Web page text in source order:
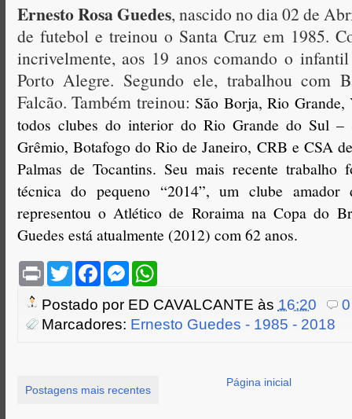
Ernesto Rosa Guedes, nascido no dia 02 de
de futebol e treinou o Santa Cruz em 1985.
incrivelmente, aos 19 anos comando o
Porto Alegre. Segundo ele, trabalhou com
Falcão. Também treinou: São Borja, Rio
todos clubes do interior do Rio Grande do Sul –
Grêmio, Botafogo do Rio de Janeiro, CRB e CSA
Palmas de Tocantins. Seu mais recente trabalho
técnica do pequeno “2014”, um clube
representou o Atlético de Roraima na Copa do
Guedes está atualmente (2012) com 62 anos.
P
n
t
T
w
t
e
F
e
b
o
M
s
e
n
W
t
A
Postado por ED CAVALCANTE às 16:20
Marcadores: Ernesto Guedes - 1985 - 2018
Postagens mais recentes
Página inicial